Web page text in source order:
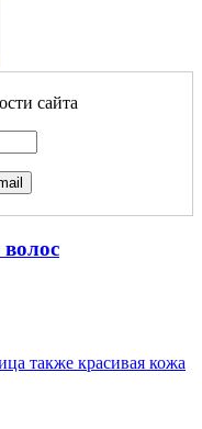
сайта
также красивая кожа